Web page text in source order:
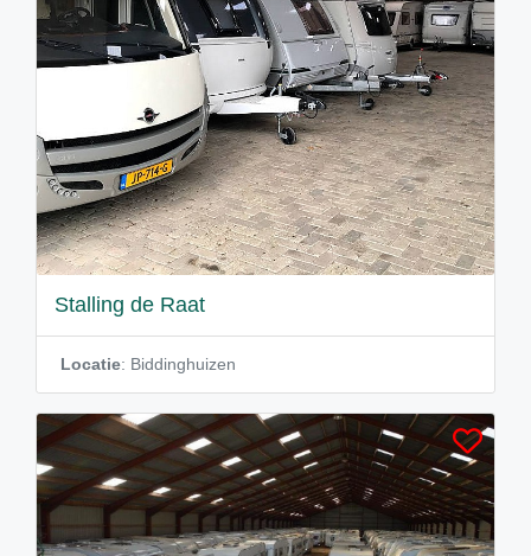
Stalling de Raat
Locatie: Biddinghuizen